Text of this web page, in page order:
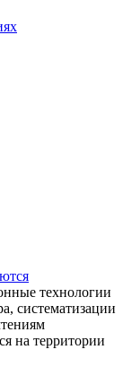
технологии
систематизации
на территории